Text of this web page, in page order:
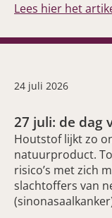
Lees hier het
24 juli 2026
27 juli: de dag
Houtstof lijkt zo
natuurproduct.
risico’s met zich
slachtoffers van